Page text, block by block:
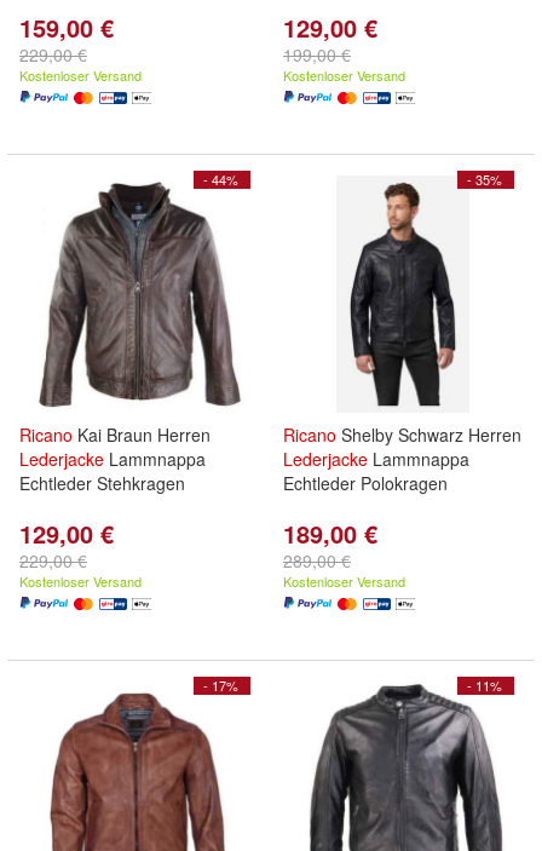
159,00 €
229,00 €
Kostenloser Versand
129,00 €
199,00 €
Kostenloser Versand
- 44%
Ricano Kai Braun Herren
Lederjacke Lammnappa
Echtleder Stehkragen
129,00 €
229,00 €
Kostenloser Versand
- 35%
Ricano Shelby Schwarz Herren
Lederjacke Lammnappa
Echtleder Polokragen
189,00 €
289,00 €
Kostenloser Versand
- 17% - 11%